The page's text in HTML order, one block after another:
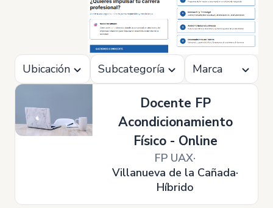
Ubicación Subcategoría Marca
Docente FP
Acondicionamiento
Físico - Online
FP UAX
Villanueva de la Cañada
Híbrido